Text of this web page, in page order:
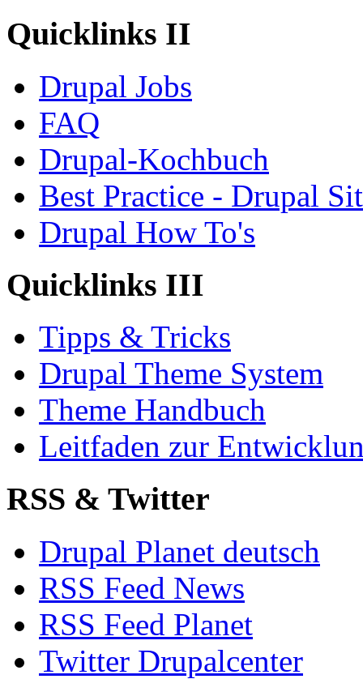
Quicklinks II
Drupal Jobs
FAQ
Drupal-Kochbuch
Best Practice - Drupal
Drupal How To's
Quicklinks III
Tipps & Tricks
Drupal Theme System
Theme Handbuch
Leitfaden zur
RSS & Twitter
Drupal Planet deutsch
RSS Feed News
RSS Feed Planet
Twitter Drupalcenter